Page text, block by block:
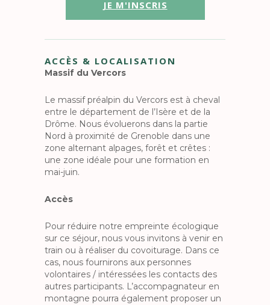
JE M'INSCRIS
ACCÈS & LOCALISATION
Massif du Vercors
Le massif préalpin du Vercors est à cheval
entre le département de l’Isère et de la
Drôme. Nous évoluerons dans la partie
Nord à proximité de Grenoble dans une
zone alternant alpages, forêt et crêtes :
une zone idéale pour une formation en
mai-juin.
Accès
Pour réduire notre empreinte écologique
sur ce séjour, nous vous invitons à venir en
train ou à réaliser du covoiturage. Dans ce
cas, nous fournirons aux personnes
volontaires / intéressées les contacts des
autres participants. L’accompagnateur en
montagne pourra également proposer un